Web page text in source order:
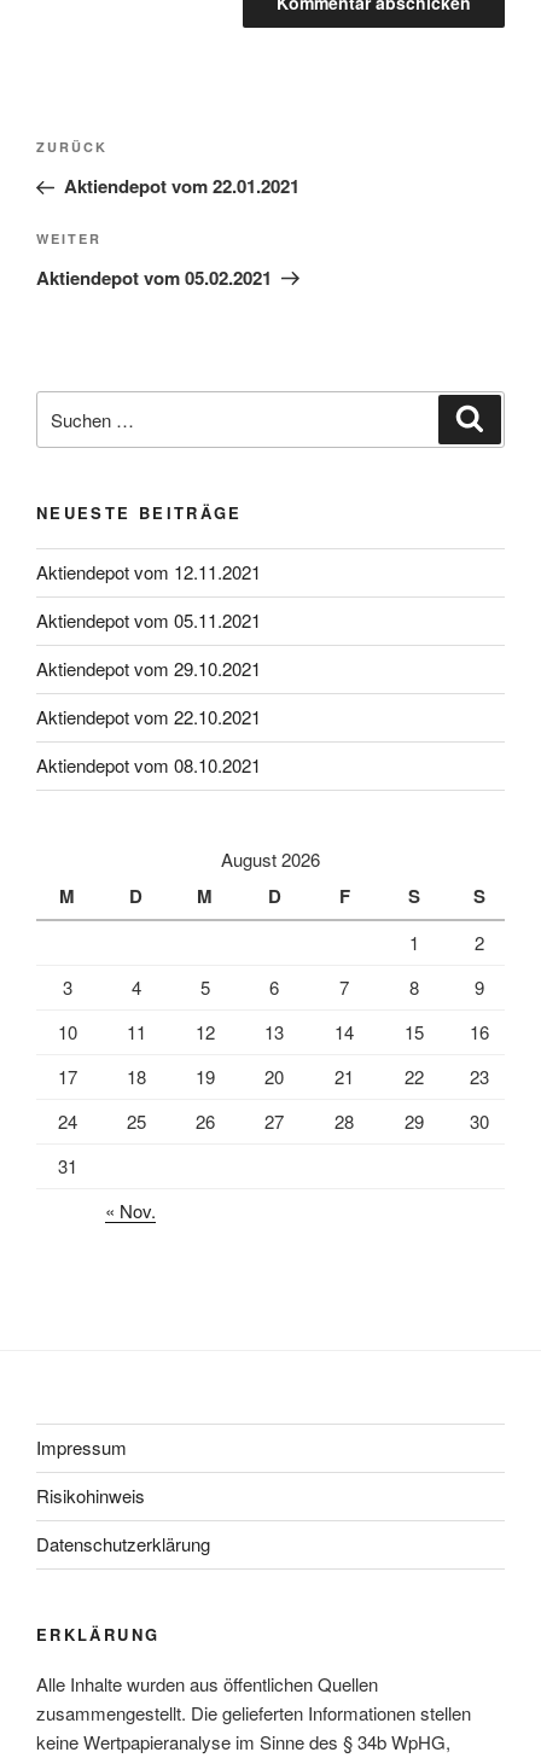
Beitragsnavigation
Vorheriger
Beitrag
ZURÜCK
Aktiendepot vom 22.01.2021
Nächster
Beitrag
WEITER
Aktiendepot vom 05.02.2021
nach:
NEUESTE BEITRÄGE
Aktiendepot vom 12.11.2021
Aktiendepot vom 05.11.2021
Aktiendepot vom 29.10.2021
Aktiendepot vom 22.10.2021
Aktiendepot vom 08.10.2021
August 2026
M D M D F S S
1
2
3
4 5 6 7 8
9
10
11 12 13 14 15
16
17
18 19 20 21 22
23
24
25 26 27 28 29
30
31
« Nov.
Impressum
Risikohinweis
Datenschutzerklärung
ERKLÄRUNG
Alle Inhalte wurden aus öffentlichen Quellen
zusammengestellt. Die gelieferten Informationen stellen
keine Wertpapieranalyse im Sinne des § 34b WpHG,